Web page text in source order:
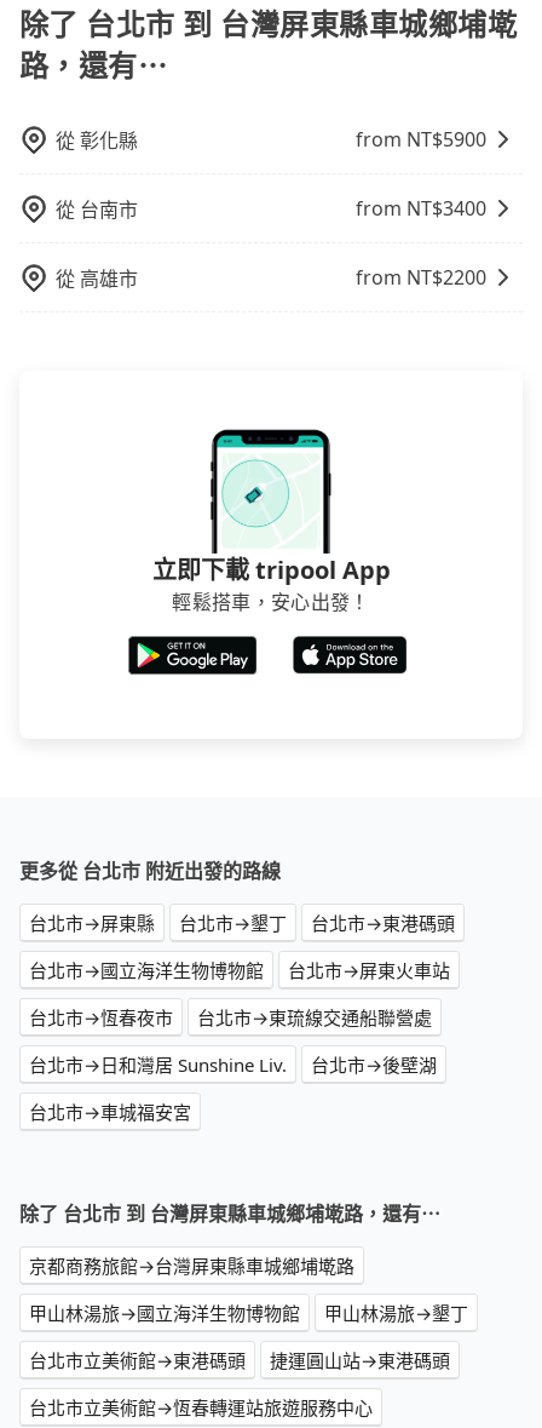
不小。
機也絕對不會在車內吸煙，於新冠肺炎期間也絕對全程
配戴口罩。tripool之所以能將價格壓在市價7~8折的主
因來自於自行研發的AI車輛調度演算法，能有效降低空
在成本的控制，更是在傳統旺季（年假、端午、中秋、
用到不熟悉的司機或者轉單給其他車行的情況比同行更
低，如此便反應在服務品質的控管會更佳。但tripool網
保證前一天中午以前均可全額取消退費，如已經決定好
覆您的需求，並確認是否能安排符合您需求的用車服
務。
除了 台北市 到 台灣屏東縣車城鄉埔墘
路，還有⋯
從彰化縣 from NT$5900
從 台南市 from NT$3400
從 高雄市 from NT$2200
立即下載 tripool App
輕鬆搭車，安心出發！
更多從 台北市 附近出發的路線
台北市→屏東縣 台北市→墾丁
台北市→東港碼頭
台北市→國立海洋生物博物館
台北市→屏東火車站
台北市→恆春夜市
台北市→東琉線交通船聯營處
台北市→日和灣居 Sunshine Liv.
台北市→後壁湖
台北市→車城福安宮
除了 台北市 到 台灣屏東縣車城鄉埔墘路，還有⋯
京都商務旅館→台灣屏東縣車城鄉埔墘路
甲山林湯旅→國立海洋生物博物館
甲山林湯旅→墾丁
台北市立美術館→東港碼頭
捷運圓山站→東港碼頭
台北市立美術館→恆春轉運站旅遊服務中心